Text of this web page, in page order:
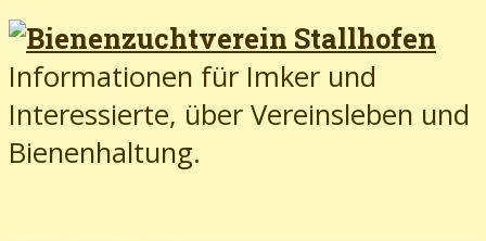
Informationen für Imker und
Interessierte, über Vereinsleben und
Bienenhaltung.